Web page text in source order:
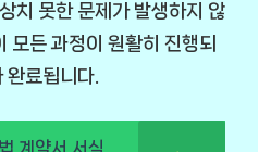
치 못한 문제가 발생하지 않
모든 과정이 원활히 진행되
완료됩니다.
계약서 서식